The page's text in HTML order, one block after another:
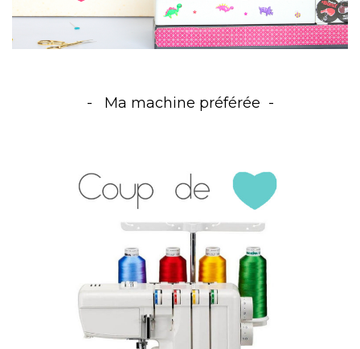
Ma machine préférée